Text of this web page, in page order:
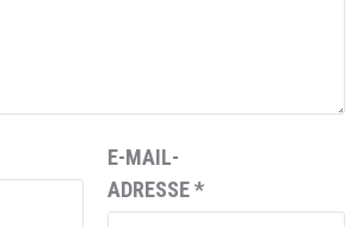
E-MAIL-
ADRESSE*